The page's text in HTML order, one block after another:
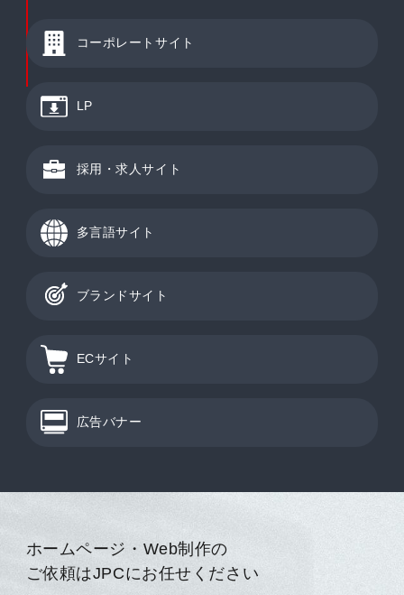
コーポレートサイト
LP
採用・求人サイト
多言語サイト
ブランドサイト
ECサイト
広告バナー
ホームページ・Web制作の
ご依頼はJPCにお任せください